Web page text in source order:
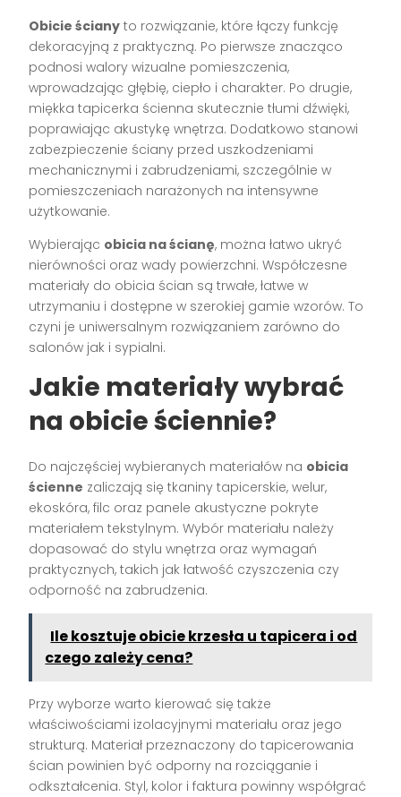
Obicie ściany to rozwiązanie, które łączy funkcję
dekoracyjną z praktyczną. Po pierwsze znacząco
podnosi walory wizualne pomieszczenia,
wprowadzając głębię, ciepło i charakter. Po drugie,
miękka tapicerka ścienna skutecznie tłumi dźwięki,
poprawiając akustykę wnętrza. Dodatkowo stanowi
zabezpieczenie ściany przed uszkodzeniami
mechanicznymi i zabrudzeniami, szczególnie w
pomieszczeniach narażonych na intensywne
użytkowanie.
Wybierając obicia na ścianę, można łatwo ukryć
nierówności oraz wady powierzchni. Współczesne
materiały do obicia ścian są trwałe, łatwe w
utrzymaniu i dostępne w szerokiej gamie wzorów. To
czyni je uniwersalnym rozwiązaniem zarówno do
salonów jak i sypialni.
Jakie materiały wybrać
na obicie ściennie?
Do najczęściej wybieranych materiałów na obicia
ścienne zaliczają się tkaniny tapicerskie, welur,
ekoskóra, filc oraz panele akustyczne pokryte
materiałem tekstylnym. Wybór materiału należy
dopasować do stylu wnętrza oraz wymagań
praktycznych, takich jak łatwość czyszczenia czy
odporność na zabrudzenia.
Ile kosztuje obicie krzesła u tapicera i od
czego zależy cena?
Przy wyborze warto kierować się także
właściwościami izolacyjnymi materiału oraz jego
strukturą. Materiał przeznaczony do tapicerowania
ścian powinien być odporny na rozciąganie i
odkształcenia. Styl, kolor i faktura powinny współgrać